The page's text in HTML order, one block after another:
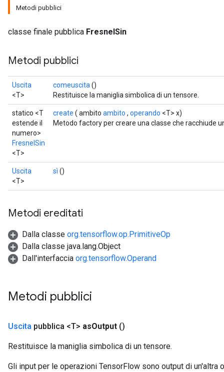
Metodi pubblici
classe finale pubblica FresnelSin
Metodi pubblici
Uscita
<T>
comeuscita ()
Restituisce la maniglia simbolica di un tensore.
statico <T
estende il
numero>
FresnelSin
<T>
create ( ambito ambito , operando <T> x)
Metodo factory per creare una classe che racchiude
Uscita
<T>
sì ()
Metodi ereditati
Dalla classe org.tensorflow.op.PrimitiveOp
Dalla classe java.lang.Object
Dall'interfaccia org.tensorflow.Operand
Metodi pubblici
Uscita pubblica <T> asOutput ()
Restituisce la maniglia simbolica di un tensore.
Gli input per le operazioni TensorFlow sono output di un'altra